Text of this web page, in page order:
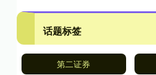
话题标签
第二证券